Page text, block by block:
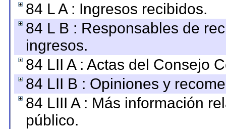
84 L A : Ingresos recibidos.
84 L B : Responsables de
ingresos.
84 LII A : Actas del Consejo
84 LII B : Opiniones y
84 LIII A : Más información
público.